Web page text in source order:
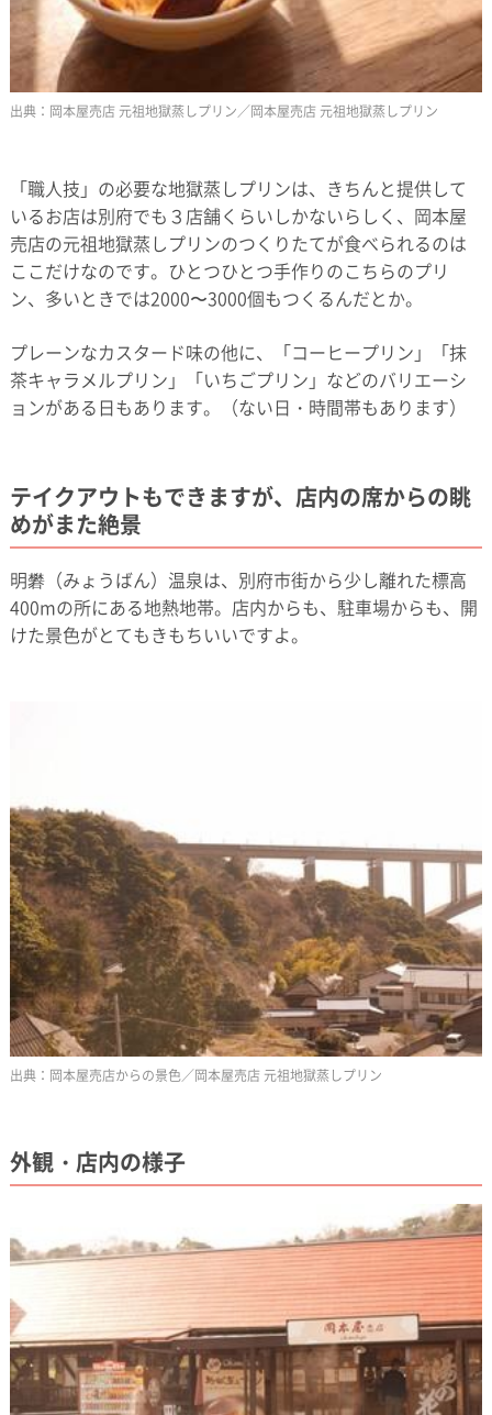
岡本屋売店 元祖地獄蒸しプリン／岡本屋売店 元祖地獄蒸しプリン
「職人技」の必要な地獄蒸しプリンは、きちんと提供して
いるお店は別府でも３店舗くらいしかないらしく、岡本屋
売店の元祖地獄蒸しプリンのつくりたてが食べられるのは
ここだけなのです。ひとつひとつ手作りのこちらのプリ
ン、多いときでは2000〜3000個もつくるんだとか。
プレーンなカスタード味の他に、「コーヒープリン」「抹
茶キャラメルプリン」「いちごプリン」などのバリエーシ
ョンがある日もあります。（ない日・時間帯もあります）
テイクアウトもできますが、店内の席からの眺
めがまた絶景
明礬（みょうばん）温泉は、別府市街から少し離れた標高
400mの所にある地熱地帯。店内からも、駐車場からも、開
けた景色がとてもきもちいいですよ。
岡本屋売店からの景色／岡本屋売店 元祖地獄蒸しプリン
外観・店内の様子